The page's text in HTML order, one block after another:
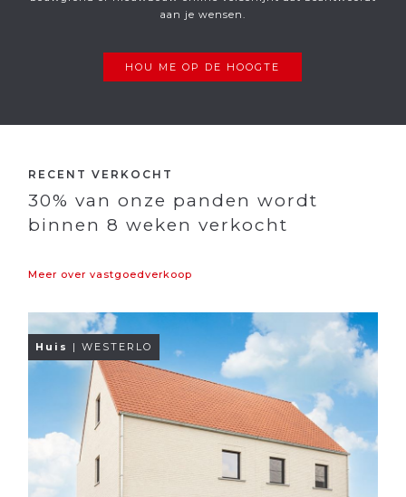
aan je wensen.
HOU ME OP DE HOOGTE
RECENT VERKOCHT
56% van onze panden wordt
binnen 8 weken verkocht
Meer over vastgoedverkoop
Huis | WESTERLO